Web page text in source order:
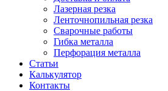
Лазерная резка
Ленточнопильная резка
Сварочные работы
Гибка металла
Перфорация металла
Статьи
Калькулятор
Контакты